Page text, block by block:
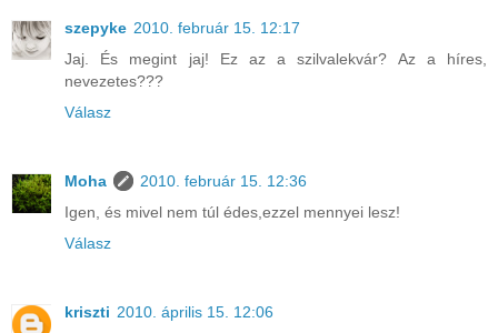
szepyke 2010. február 15. 12:17
Jaj. És megint jaj! Ez az a szilvalekvár? Az a híres,
nevezetes???
Válasz
Moha
2010. február 15. 12:36
Igen, és mivel nem túl édes,ezzel mennyei lesz!
Válasz
kriszti 2010. április 15. 12:06